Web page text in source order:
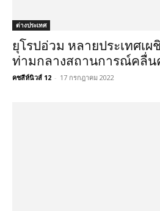
ต่างประเทศ
ยุโรปอ่วม หลายประเทศเ
ท่ามกลางสถานการณ์คลื่น
คชสีห์นิวส์ 12 - 17 กรกฎาคม 2022